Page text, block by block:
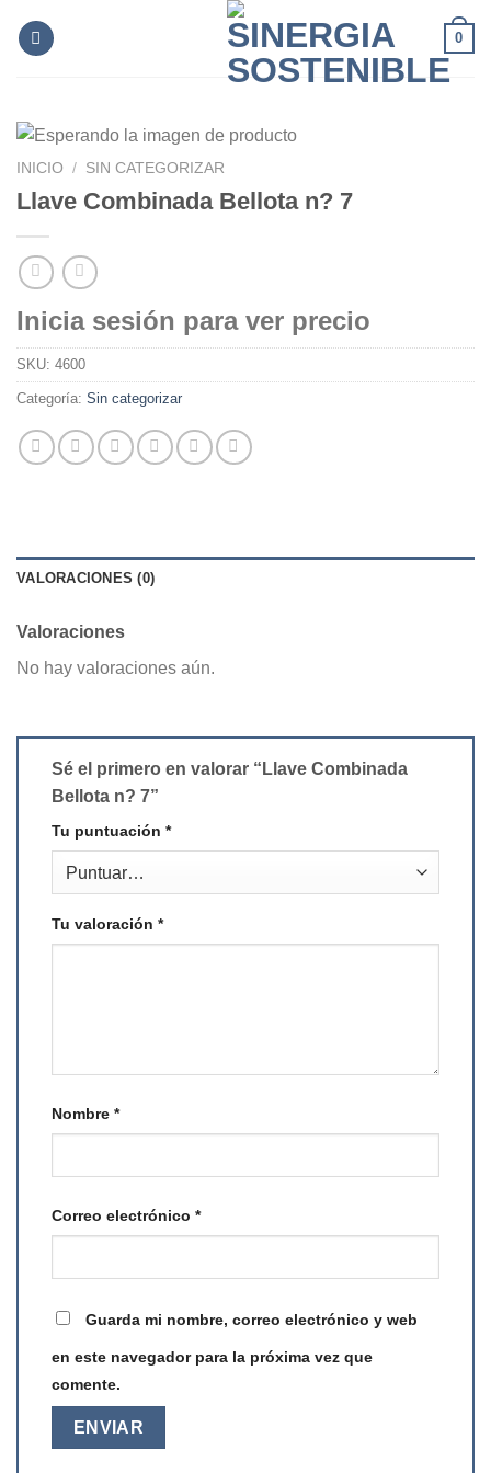
0
INICIO / SIN CATEGORIZAR
Llave Combinada Bellota n? 7
Inicia sesión para ver precio
SKU: 4600
Categoría: Sin categorizar
VALORACIONES (0)
Valoraciones
No hay valoraciones aún.
Sé el primero en valorar “Llave Combinada
Bellota n? 7”
Tu puntuación *
Tu valoración *
Nombre *
Correo electrónico *
Guarda mi nombre, correo electrónico y web
en este navegador para la próxima vez que
comente.